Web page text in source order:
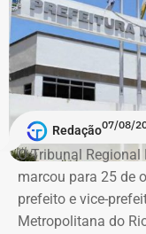
Com a nova
poderoso delegado
Gabinete de
respondendo
Redação07/08/
O Tribunal Regional
marcou para 25 de
prefeito e vice-
Metropolitana do